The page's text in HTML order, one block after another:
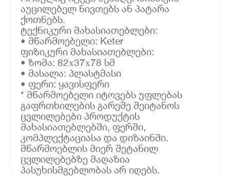
აუცილებელ ნივთებს ან პატარა
ქოთნებს.
ტექნიკური მახასიათებლები:
• მწარმოებელი: Keter
ფიზიკური მახასიათებლები:
• ზომა: 82х37х78 სმ
• მასალა: პლასტმასი
• ფერი: ყავისფერი
* მწარმოებელი იტოვებს უფლებას
გაფრთხილების გარეშე შეიტანოს
ცვლილებები პროდუქტის
მახასიათებლებში, ფერში,
კომპლექტაციასა და დიზაინში.
მწარმოებლის მიერ შეტანილ
ცვლილებებზე მაღაზია
პასუხისმგებლობას არ იღებს.